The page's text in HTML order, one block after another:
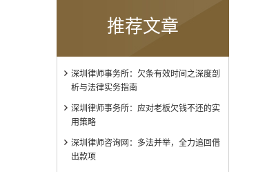
推荐文章
深圳律师事务所：欠条有效时间之深度剖
析与法律实务指南
深圳律师事务所：应对老板欠钱不还的实
用策略
深圳律师咨询网：多法并举，全力追回借
出款项